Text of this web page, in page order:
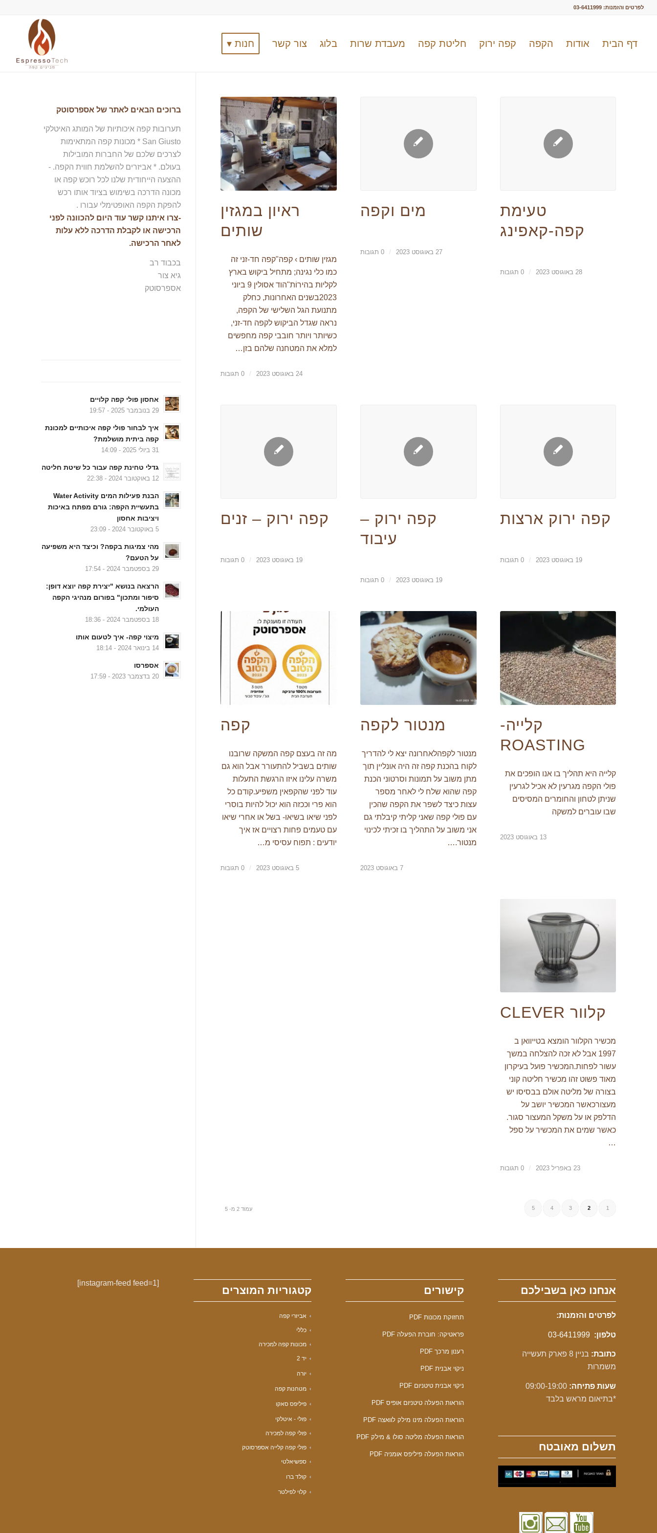
לפרטים והזמנות: 03-6411999
דף הבית אודות הקפה קפה ירוק חליטת קפה מעבדת שרות בלוג צור קשר חנות ▾
טעימת
קפה-קאפינג
28 באוגוסט 2023 / 0 תגובות
מים וקפה
27 באוגוסט 2023 / 0 תגובות
ראיון במגזין
שותים
מגזין שותים › קפה"קפה חד-זני זה
כמו כלי נגינה; מתחיל ביקוּש בארץ
לקליות בהירוֹת"הוד אסולין 9 ביוני
2023בשנים האחרונות, כחלק
מתנועת הגל השלישי של הקפה,
נראה שגדל הביקוש לקפה חד-זני,
כשיותר ויותר חובבי קפה מחפשים
למלא את המטחנה שלהם בזן…
24 באוגוסט 2023 / 0 תגובות
קפה ירוק ארצות
19 באוגוסט 2023 / 0 תגובות
קפה ירוק –
עיבוד
19 באוגוסט 2023 / 0 תגובות
קפה ירוק – זנים
19 באוגוסט 2023 / 0 תגובות
קלייה-
ROASTING
קלייה היא תהליך בו אנו הופכים את
פולי הקפה מגרעין לא אכיל לגרעין
שניתן לטחון והחומרים המסיסים
שבו עוברים למשקה
13 באוגוסט 2023
מנטור לקפה
מנטור לקפהלאחרונה יצא לי להדריך
לקוח בהכנת קפה זה היה אונליין תוך
מתן משוב על תמונות וסרטוני הכנת
קפה שהוא שלח לי לאחר מספר
עצות כיצד לשפר את הקפה שהכין
עם פולי קפה שאני קליתי קיבלתי גם
אני משוב על התהליך בו זכיתי לכינוי
מנטור.…
7 באוגוסט 2023
קפה
מה זה בעצם קפה המשקה שרובנו
שותים בשביל להתעורר אבל הוא גם
משרה עלינו איזו הרגשת התעלות
עוד לפני שהקפאין משפיע.קודם כל
הוא פרי וככזה הוא יכול להיות בוסרי
לפני שיאו בשיאו- בשל או אחרי שיאו
עם טעמים פחות רצויים אז איך
יודעים : תפוח עסיסי מ…
5 באוגוסט 2023 / 0 תגובות
קלוור CLEVER
מכשיר הקלוור הומצא בטייוואן ב
1997 אבל לא זכה להצלחה במשך
עשור לפחות.המכשיר פועל בעיקרון
מאוד פשוט זהו מכשיר חליטה קוני
בצורה של מליטה אולם בבסיסו יש
מעצורכאשר המכשיר יושב על
הדלפק או על משקל המעצור סגור.
כאשר שמים את המכשיר על ספל
…
23 באפריל 2023 / 0 תגובות
עמוד 2 מ- 5 1
2
3
4
5
ברוכים הבאים לאתר של אספרסוטק
תערובות קפה איכותיות של המותג האיטלקי
San Giusto * מכונות קפה המתאימות
לצרכים שלכם של החברות המובילות
בעולם. * אביזרים להשלמת חווית הקפה. -
ההצעה הייחודית שלנו לכל רוכש קפה או
מכונה הדרכה בשימוש בציוד אותו רכש
להפקת הקפה האופטימלי עבורו .
-צרו איתנו קשר עוד היום להכוונה לפני
הרכישה או לקבלת הדרכה ללא עלות
לאחר הרכישה.
בכבוד רב
גיא צור
אספרסוטק
אחסון פולי קפה קלויים
29 בנובמבר 2025 - 19:57
איך לבחור פולי קפה איכותיים למכונת
קפה ביתית מושלמת?
31 ביולי 2025 - 14:09
גדלי טחינת קפה עבור כל שיטת חליטה
12 באוקטובר 2024 - 22:38
הבנת פעילות המים Water Activity
בתעשיית הקפה: גורם מפתח באיכות
ויציבות אחסון
5 באוקטובר 2024 - 23:09
מהי צמיגות בקפה? וכיצד היא משפיעה
על הטעם?
29 בספטמבר 2024 - 17:54
הרצאה בנושא "יצירת קפה יוצא דופן:
סיפור ומתכון" בפורום מנהיגי הקפה
העולמי.
18 בספטמבר 2024 - 18:36
מיצוי קפה- איך לטעום אותו
14 בינואר 2024 - 18:14
אספרסו
20 בדצמבר 2023 - 17:59
אנחנו כאן בשבילכם
לפרטים והזמנות:
טלפון: 03-6411999
כתובת:
בניין 8 פארק תעשייה
משמרות
שעות פתיחה:
*בתיאום מראש בלבד
תשלום מאובטח
קישורים
תחזוקת מכונות PDF
פראטיקה: חוברת הפעלה PDF
רענון מרכך PDF
ניקוי אבנית PDF
ניקוי אבנית טיטניום PDF
הוראות הפעלה טיטניום אופיס PDF
הוראות הפעלה מינו מילק לוואצה PDF
הוראות הפעלה מליטה סולו & מילק PDF
הוראות הפעלה פיליפס אומניה PDF
קטגוריות המוצרים
אביזרי קפה
כללי
מכונות קפה למכירה
יד 2
יורה
מטחנות קפה
פיליפס סאקו
פולי - איטלקי
פולי קפה למכירה
פולי קפה קלייה אספרסוטק
ספשיאלטי
קולד ברו
קלוי לפילטר
[instagram-feed feed=1]